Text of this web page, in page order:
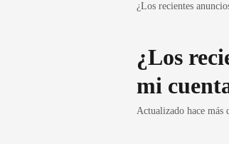
¿Los recientes
¿Los
mi
Actualizado hace más